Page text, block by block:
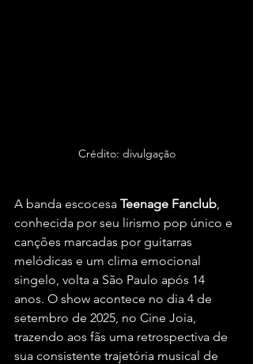
Crédito: divulgação
A banda escocesa Teenage Fanclub,
conhecida por seu lirismo pop único e
canções marcadas por guitarras
melódicas e um clima emocional
singelo, volta a São Paulo após 14
anos. O show acontece no dia 4 de
setembro de 2025, no Cine Joia,
trazendo aos fãs uma retrospectiva de
sua consistente trajetória musical de